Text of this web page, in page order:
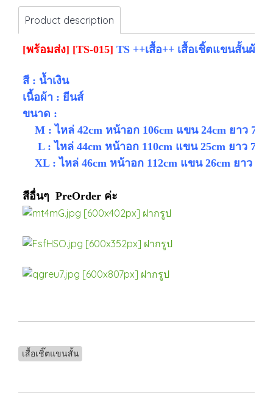
Product description
[พร้อมส่ง] [TS-015] TS ++เสื้อ++ เสื้อเชิ้ตแขนสั้นผ้ายี
สี : น้ำเงิน
เนื้อผ้า : ยีนส์
ขนาด :
M : ไหล่ 42cm หน้าอก 106cm แขน 24cm ยาว
L : ไหล่ 44cm หน้าอก 110cm แขน 25cm ยาว
XL : ไหล่ 46cm หน้าอก 112cm แขน 26cm ยาว
สีอื่นๆ PreOrder ค่ะ
เสื้อเชิ๊ตแขนสั้น